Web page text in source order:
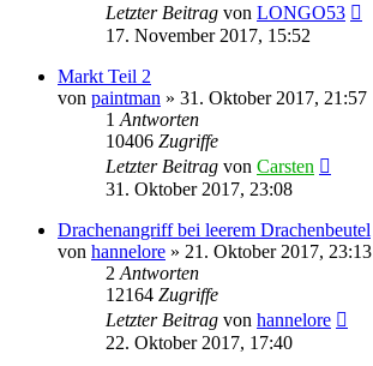
Letzter Beitrag von LONGO53
17. November 2017, 15:52
Markt Teil 2
von paintman » 31. Oktober 2017, 21:57
1 Antworten
10406 Zugriffe
Letzter Beitrag von Carsten
31. Oktober 2017, 23:08
Drachenangriff bei leerem Drachenbeutel
von hannelore » 21. Oktober 2017, 23:13
2 Antworten
12164 Zugriffe
Letzter Beitrag von hannelore
22. Oktober 2017, 17:40